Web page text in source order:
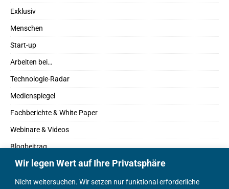
Wir legen Wert auf Ihre Privatsphäre
Nicht weitersuchen. Wir setzen nur funktional erforderliche
Exklusiv
Menschen
Start-up
Arbeiten bei…
Technologie-Radar
Medienspiegel
Fachberichte & White Paper
Webinare & Videos
Blogbeitrag
Fachbücher
Marktreport